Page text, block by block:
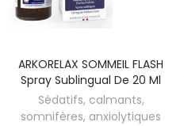
ARKORELAX SOMMEIL FLASH
Spray Sublingual De 20 Ml
Sédatifs, calmants,
somnifères, anxiolytiques